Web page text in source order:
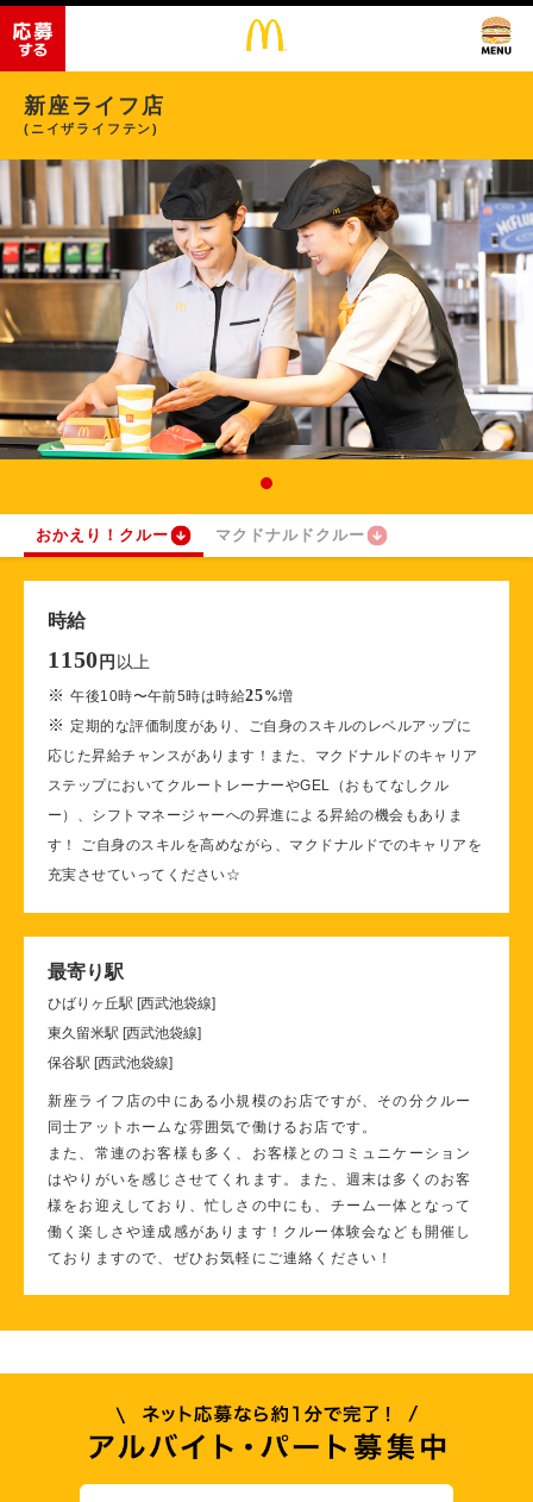
新座ライフ店
(ニイザライフテン)
おかえり！クルー マクドナルドクルー
時給
1150 円 以上
※午後10時〜午前5時は時給25%増
※ 定期的な評価制度があり、ご自身のスキルのレベルアップに
応じた昇給チャンスがあります！また、マクドナルドのキャリア
ステップにおいてクルートレーナーやGEL（おもてなしクル
ー）、シフトマネージャーへの昇進による昇給の機会もありま
す！ ご自身のスキルを高めながら、マクドナルドでのキャリアを
充実させていってください☆
最寄り駅
ひばりヶ丘駅 [西武池袋線]
東久留米駅 [西武池袋線]
保谷駅 [西武池袋線]
新座ライフ店の中にある小規模のお店ですが、その分クルー
同士アットホームな雰囲気で働けるお店です。
また、常連のお客様も多く、お客様とのコミュニケーション
はやりがいを感じさせてくれます。また、週末は多くのお客
様をお迎えしており、忙しさの中にも、チーム一体となって
働く楽しさや達成感があります！クルー体験会なども開催し
ておりますので、ぜひお気軽にご連絡ください！